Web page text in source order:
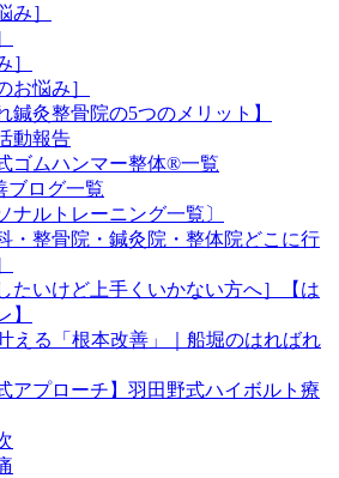
み］
］
お悩み］
鍼灸整骨院の5つのメリット】
動報告
ゴムハンマー整体®︎一覧
ブログ一覧
ナルトレーニング一覧〕
・整骨院・鍼灸院・整体院どこに行
たいけど上手くいかない方へ］【は
】
える「根本改善」｜船堀のはればれ
アプローチ】羽田野式ハイボルト療